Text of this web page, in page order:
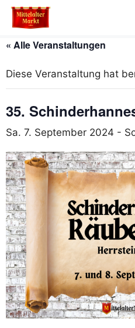
Zum
Inhalt
« Alle Veranstaltungen
Diese Veranstaltung hat
35.
Sa. 7. September 2024 -